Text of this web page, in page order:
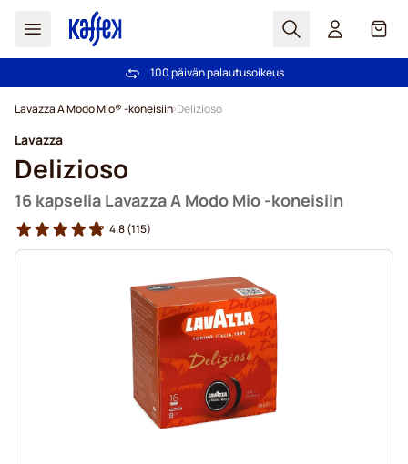
Haku Kori
Ilmainen toimitus yli 49,00€ tilauksille
100 päivän palautusoikeus
Lavazza A Modo Mio® -koneisiin Delizioso
Lavazza
Delizioso
16 kapselia Lavazza A Modo Mio -koneisiin
4.8(115)